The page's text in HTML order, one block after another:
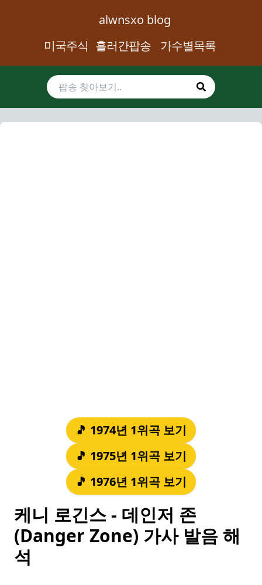
alwnsxo blog
미국주식 흘러간팝송 가수별목록
🎵 1974년 1위곡 보기
🎵 1975년 1위곡 보기
🎵 1976년 1위곡 보기
케니 로긴스 - 데인저 존
(Danger Zone) 가사 발음 해
석